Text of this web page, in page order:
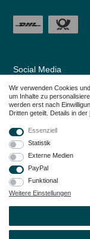
Social Media
Warenzeichen Ihrer
© Copyright 2026 –
Wir verwenden Cookies
um Inhalte zu
werden erst nach
Dritten geteilt. Details in der
Essenziell
Statistik
Externe Medien
PayPal
Funktional
Weitere Einstellungen